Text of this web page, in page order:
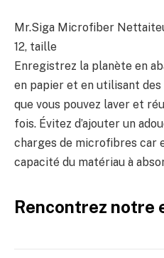
Mr.Siga Microfiber
12, taille
Enregistrez la planète en
en papier et en utilisant
que vous pouvez laver et
fois. Évitez d’ajouter un
charges de microfibres car
capacité du matériau à
Rencontrez notre